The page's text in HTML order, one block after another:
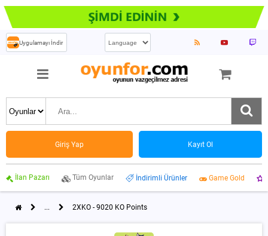
Uygulamayı İndir
Giriş Yap Kayıt Ol
İlan Pazarı Tüm Oyunlar İndirimli Ürünler Game Gold
... 2XKO - 9020 KO Points